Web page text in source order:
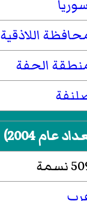
اللاذقية
الحفة
عام 2004)
نسمة